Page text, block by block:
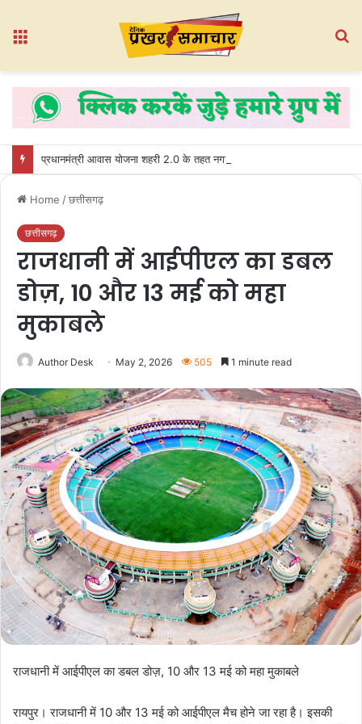
Home /छत्तीसगढ़
छत्तीसगढ़
राजधानी में आईपीएल का डबल
डोज़, 10 और 13 मई को महा
मुकाबले
Author Desk May 2, 2026 505 1 minute read
राजधानी में आईपीएल का डबल डोज़, 10 और 13 मई को महा मुकाबले
रायपुर। राजधानी में 10 और 13 मई को आईपीएल मैच होने जा रहा है। इसकी